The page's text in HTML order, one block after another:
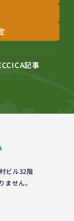
記事
ビル32階
ません。